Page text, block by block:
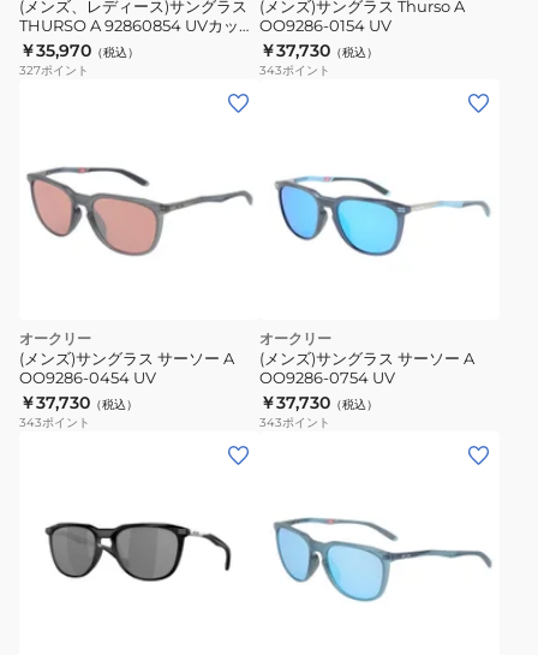
ラ
ス
UV
カ
し
対
策
(メンズ、レディース)サングラス
THURSO A 92860854 UVカット
日差し対策
￥35,970 （税込）
327ポイント
0154
UV
(メンズ)サングラス Thurso A
OO9286-0154 UV
￥37,730 （税込）
343ポイント
オークリー
(メンズ)サングラス サーソー A
OO9286-0454 UV
￥37,730 （税込）
343ポイント
オークリー
(メンズ)サングラス サーソー A
OO9286-0754 UV
￥37,730 （税込）
343ポイント